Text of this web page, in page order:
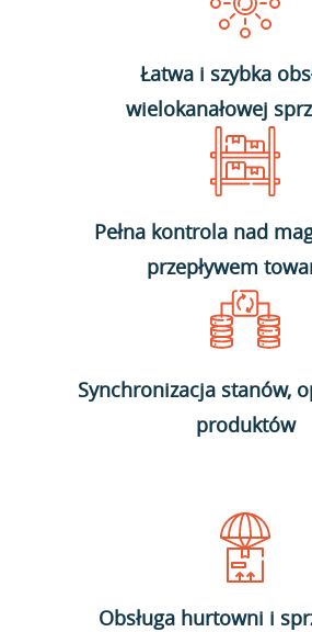
Łatwa i szybka
wielokanałowej
Pełna kontrola nad
przepływem
Synchronizacja stanów,
produktów
Obsługa hurtowni i